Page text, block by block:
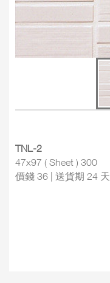
TNL-2
47x97 ( Sheet ) 300
價錢 36 | 送貨期 24 天